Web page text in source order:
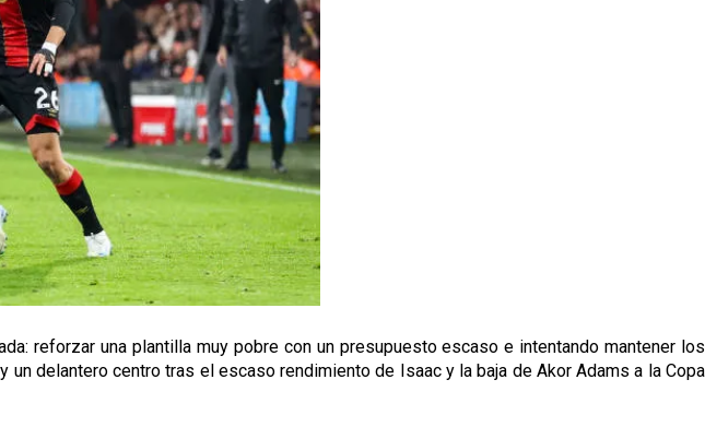
reforzar una plantilla muy pobre con un presupuesto escaso e intentando mantener los
delantero centro tras el escaso rendimiento de Isaac y la baja de Akor Adams a la Copa